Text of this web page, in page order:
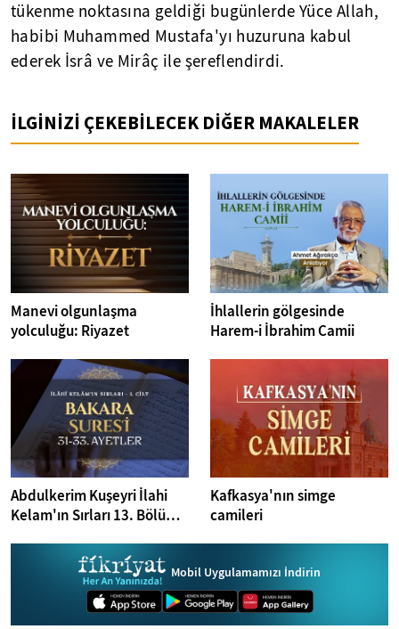
tükenme noktasına geldiği bugünlerde Yüce Allah,
habibi Muhammed Mustafa'yı huzuruna kabul
ederek İsrâ ve Mirâç ile şereflendirdi.
İLGİNİZİ ÇEKEBİLECEK DİĞER MAKALELER
Manevi olgunlaşma
yolculuğu: Riyazet
İhlallerin gölgesinde
Harem-i İbrahim Camii
Abdulkerim Kuşeyri İlahi
Kelam'ın Sırları 13. Bölüm I
Ayetler Tefsiri
Kafkasya'nın simge
camileri
Mobil Uygulamamızı İndirin